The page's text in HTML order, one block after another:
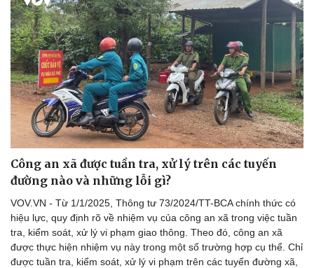
Văn hóa
Sân khấu - Điện ảnh
Văn học
Âm nhạc
Di sản
Giải trí
Nghệ sĩ
Thời trang
Sao Việt
Công an xã được tuần tra, xử lý trên các tuyến
đường nào và những lỗi gì?
VOV.VN - Từ 1/1/2025, Thông tư 73/2024/TT-BCA chính thức có
hiệu lực, quy định rõ về nhiệm vụ của công an xã trong việc tuần
tra, kiểm soát, xử lý vi phạm giao thông. Theo đó, công an xã
được thực hiện nhiệm vụ này trong một số trường hợp cụ thể. Chỉ
được tuần tra, kiểm soát, xử lý vi phạm trên các tuyến đường xã,